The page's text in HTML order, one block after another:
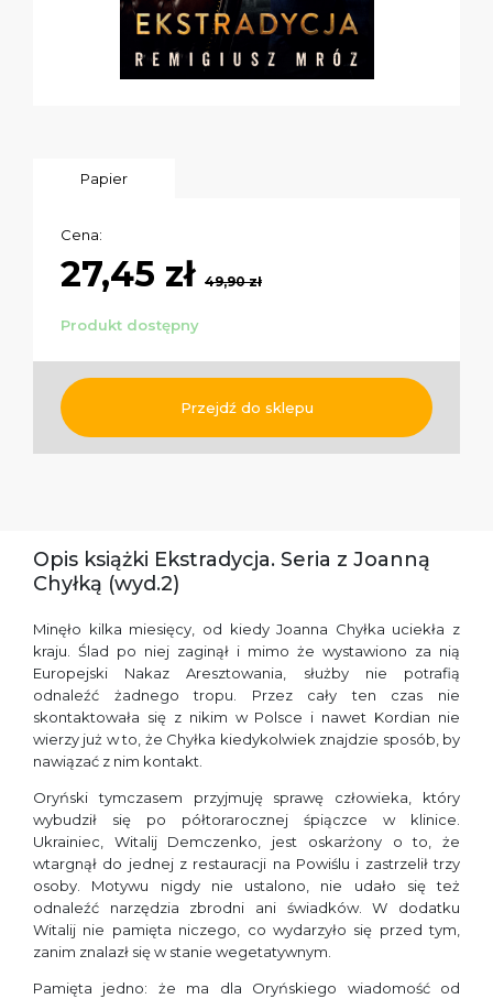
Papier
Cena:
27,45 zł 49,90 zł
Produkt dostępny
Przejdź do sklepu
Opis książki Ekstradycja. Seria z Joanną
Chyłką (wyd.2)
Minęło kilka miesięcy, od kiedy Joanna Chyłka uciekła z
kraju. Ślad po niej zaginął i mimo że wystawiono za nią
Europejski Nakaz Aresztowania, służby nie potrafią
odnaleźć żadnego tropu. Przez cały ten czas nie
skontaktowała się z nikim w Polsce i nawet Kordian nie
wierzy już w to, że Chyłka kiedykolwiek znajdzie sposób, by
nawiązać z nim kontakt.
Oryński tymczasem przyjmuję sprawę człowieka, który
wybudził się po półtorarocznej śpiączce w klinice.
Ukrainiec, Witalij Demczenko, jest oskarżony o to, że
wtargnął do jednej z restauracji na Powiślu i zastrzelił trzy
osoby. Motywu nigdy nie ustalono, nie udało się też
odnaleźć narzędzia zbrodni ani świadków. W dodatku
Witalij nie pamięta niczego, co wydarzyło się przed tym,
zanim znalazł się w stanie wegetatywnym.
Pamięta jedno: że ma dla Oryńskiego wiadomość od